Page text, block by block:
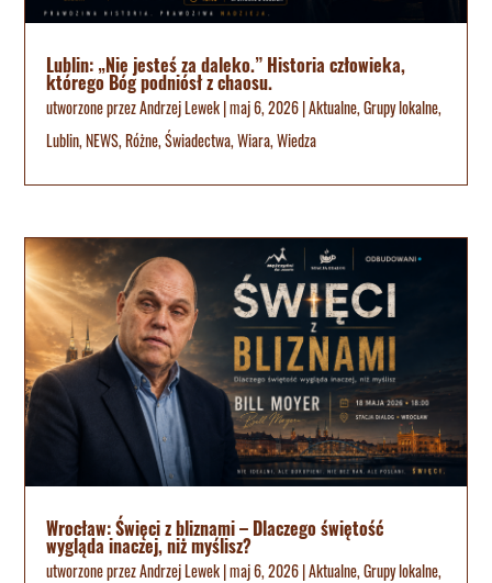
Lublin: „Nie jesteś za daleko.” Historia człowieka,
którego Bóg podniósł z chaosu.
utworzone przezAndrzej Lewek|maj 6, 2026|Aktualne,Grupy lokalne,
Lublin,NEWS,Różne,Świadectwa,Wiara,Wiedza
Wrocław: Święci z bliznami – Dlaczego świętość
wygląda inaczej, niż myślisz?
utworzone przezAndrzej Lewek|maj 6, 2026|Aktualne,Grupy lokalne,